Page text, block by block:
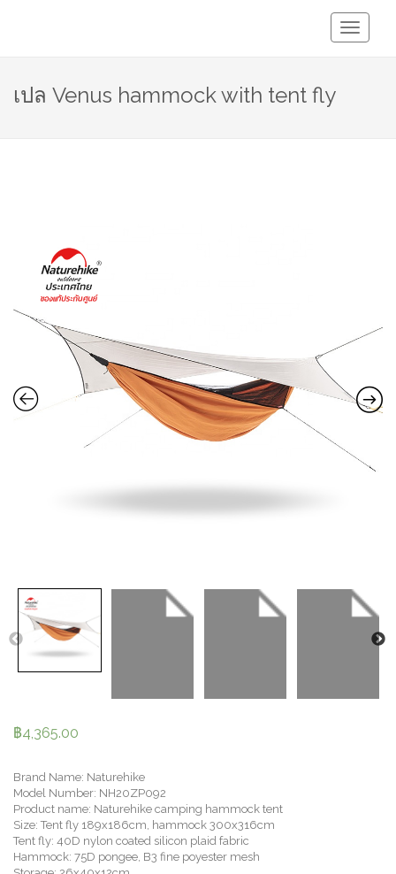
Toggle
เปล Venus hammock with tent fly
฿4,365.00
Brand Name: Naturehike
Model Number: NH20ZP092
Product name: Naturehike camping hammock tent
Size: Tent fly 189x186cm, hammock 300x316cm
Tent fly: 40D nylon coated silicon plaid fabric
Hammock: 75D pongee, B3 fine poyester mesh